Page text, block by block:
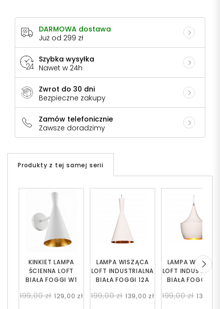
DARMOWA dostawa
Już od 299 zł
Szybka wysyłka
Nawet w 24h
Zwrot do 30 dni
Bezpieczne zakupy
Zamów telefonicznie
Zawsze doradzimy
Produkty z tej samej serii
LAMPA WISZĄCA
LOFT INDUSTRIALNA
BIAŁA FOGGI 12A
199,00 zł 139,00 zł
LAMPA WISZĄCA
LOFT
BIAŁA FOGGI 12B
199,00 zł 139,00
KINKIET LAMPA
ŚCIENNA LOFT
BIAŁA FOGGI W1
199,00 zł 129,00 zł